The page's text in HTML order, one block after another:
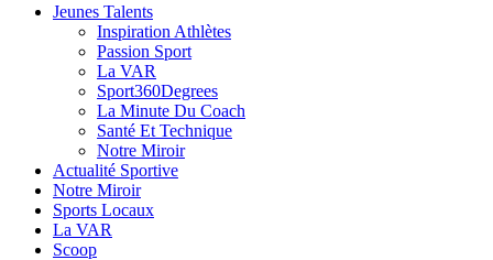
Jeunes Talents
Inspiration Athlètes
Passion Sport
La VAR
Sport360Degrees
La Minute Du Coach
Santé Et Technique
Notre Miroir
Actualité Sportive
Notre Miroir
Sports Locaux
La VAR
Scoop